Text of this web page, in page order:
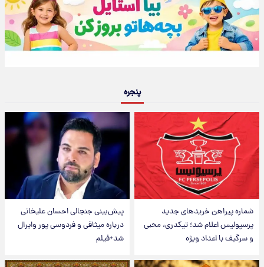
پنجره
شماره پیراهن خریدهای جدید
پرسپولیس اعلام شد؛ تیکدری، محبی
و سرگیف با اعداد ویژه
پیش‌بینی جنجالی احسان علیخانی
درباره میثاقی و فردوسی پور وایرال
شد+فیلم